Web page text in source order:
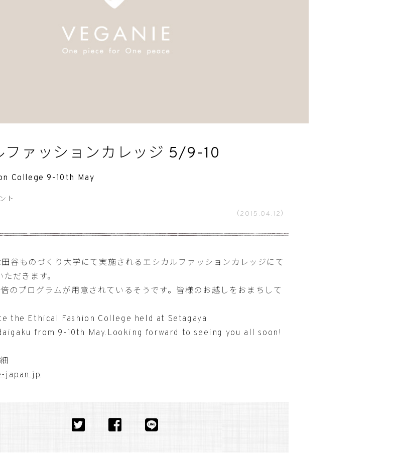
ファッションカレッジ 5/9-10
College 9-10th May
ト
（2015.04.12）
谷ものづくり大学にて実施されるエシカルファッションカレッジにて
だきます。
のプログラムが用意されているそうです。皆様のお越しをおまちして
the Ethical Fashion College held at Setagaya
from 9-10th May.Looking forward to seeing you all soon!
japan.jp